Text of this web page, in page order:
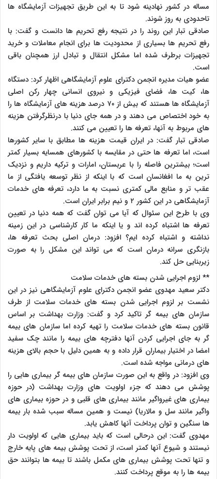
مساله در کشور نهادینه شود تا به این طریق تجهیزات آزمایشگاه ها
تاحدودی به روز شوند.
صادقی تبار این روند را در نتیجه رفع تحریم ها دانست و گفت: با
رفع تحریم ها بسیاری از محدودیت ها برای انجام معاملات و خرید
تجهیزات برطرف شده اما مشکل انتقال و تبادل ارز همچنان باقی
است.
عضو هیات مدیره انجمن دکترای علوم آزمایشگاهی اظهار کرد: دستگاه
ها، کیت ها، فضای فیزیکی و نیروی انسانی چهار رکن اصلی
آزمایشگاه ها هستند که بیش از ۷۰ درصد هزینه های آزمایشگاه ها را
به خود اختصاص می دهند و در همه جای دنیا با درنظرگرفتن هزینه
های مربوط به آنها، تعرفه ها را تعیین می کنند.
صادقی تبار گفت: در ایران قیمت هزینه ها مطابق با سایر کشورها
است، اما تعرفه ها حتی در مقایسه با کشورهای همسایه بسیار کمتر
است؛ بیشترین فاصله را با عربستان، امارات و ترکیه داریم و نزدیک
ترین به ما افغانسان است که با اینکه از نظر توسعه یافتگی از ما
عقب تر و منابع مالی کمتری نسبت به ما دارد، تعرفه های خدمات
آزمایشگاهی در این کشور ۲ و نیم برابر ایران است.
وی با طرح این سئوال که آیا می توان گفت که همه دنیا در تعیین
تعرفه ها اشتباه کرده اند و یا اینکه ما کار کارشناسی در این زمینه
نداشته و اشتباه کرده ایم؟ افزود: درمان اصلی بحث تعرفه ها،
بازنگری سرانه درمان است که می تواند این مشکل را به صورت
زیربنایی حل کند.
** لزوم اجرایی شدن بسته های خدمات سلامت
دکتر سعید مهدوی عضو انجمن دکترای علوم آزمایشگاهی نیز در این
نشست بر لزوم اجرایی شدن بسته های خدمات سلامت از طرف
سازمان های بیمه گر تاکید کرد و گفت: وزارت بهداشت بر اساس
قانون بسته های خدمات سلامت را تهیه کرده اما سازمان های بیمه
گر به جای اجرایی کردن آنها دفترچه های بیمه را مانند چک سفید
امضا در اختیار بیماران قرار داده و به همین دلیل با حجم بالای هزینه
های درمانی مواجه شده است.
وی افزود: در واقع به این صورت سازمان های بیمه گر بیماری هایی را
پوشش می دهند که جزء اولویت های وزارت بهداشت (در حوزه
بیماری های غیرواگیر مانند بیماری های قلبی و در حوزه بیماری های
واگیر مانند سل و مالاریا) نیست و همین مساله سبب شده بار بیمه
ها سنگین و توان پرداخت آنها کاهش یابد.
مهدوی گفت: این درحالی است که باید بیماری هایی که اولویت دار
نیستند و شیوع آنها کمتر است، از تحت پوشش بیمه های پایه خارج
و تنها تحت پوشش بیماری های مکمل باشند تا بیمه ها بتوانند حق
بیمه ها را به موقع پرداخت کنند.